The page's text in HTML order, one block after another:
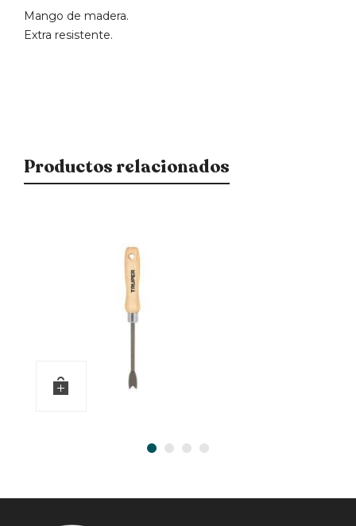
Mango de madera.
Extra resistente.
Productos relacionados